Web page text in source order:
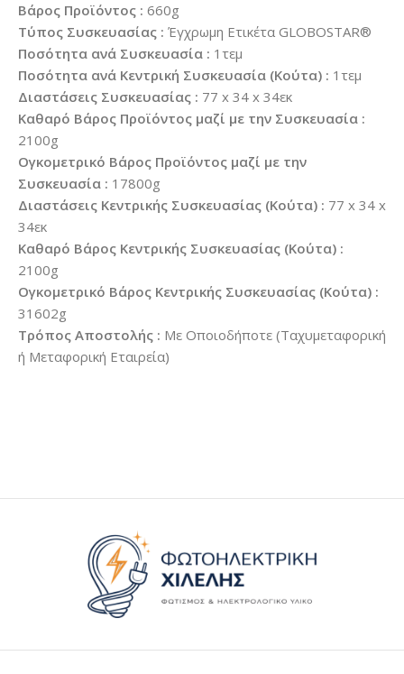
Βάρος Προϊόντος : 660g
Τύπος Συσκευασίας : Έγχρωμη Ετικέτα GLOBOSTAR®
Ποσότητα ανά Συσκευασία : 1τεμ
Ποσότητα ανά Κεντρική Συσκευασία (Κούτα) : 1τεμ
Διαστάσεις Συσκευασίας : 77 x 34 x 34εκ
Καθαρό Βάρος Προϊόντος μαζί με την Συσκευασία :
2100g
Ογκομετρικό Βάρος Προϊόντος μαζί με την
Συσκευασία : 17800g
Διαστάσεις Κεντρικής Συσκευασίας (Κούτα) : 77 x 34 x
34εκ
Καθαρό Βάρος Κεντρικής Συσκευασίας (Κούτα) :
2100g
Ογκομετρικό Βάρος Κεντρικής Συσκευασίας (Κούτα) :
31602g
Τρόπος Αποστολής : Με Οποιοδήποτε (Ταχυμεταφορική
ή Μεταφορική Εταιρεία)